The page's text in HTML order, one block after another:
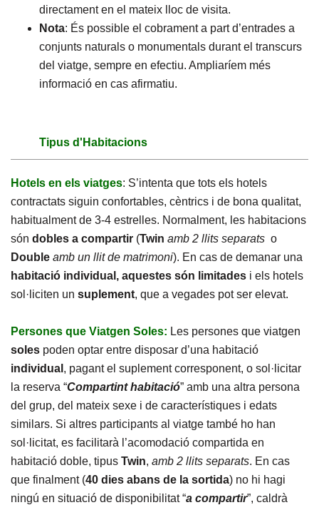
directament en el mateix lloc de visita.
Nota: És possible el cobrament a part d’entrades a
conjunts naturals o monumentals durant el transcurs
del viatge, sempre en efectiu. Ampliaríem més
informació en cas afirmatiu.
Tipus d'Habitacions
Hotels en els viatges: S’intenta que tots els hotels
contractats siguin confortables, cèntrics i de bona qualitat,
habitualment de 3-4 estrelles. Normalment, les habitacions
són dobles a compartir (Twin amb 2 llits separats o
Double amb un llit de matrimoni). En cas de demanar una
habitació individual, aquestes són limitades i els hotels
sol·liciten un suplement, que a vegades pot ser elevat.
Persones que Viatgen Soles: Les persones que viatgen
soles poden optar entre disposar d’una habitació
individual , pagant el suplement corresponent, o sol·licitar
la reserva “Compartint habitació” amb una altra persona
del grup, del mateix sexe i de característiques i edats
similars. Si altres participants al viatge també ho han
sol·licitat, es facilitarà l’acomodació compartida en
habitació doble, tipus Twin, amb 2 llits separats. En cas
que finalment (40 dies abans de la sortida) no hi hagi
ningú en situació de disponibilitat “a compartir”, caldrà